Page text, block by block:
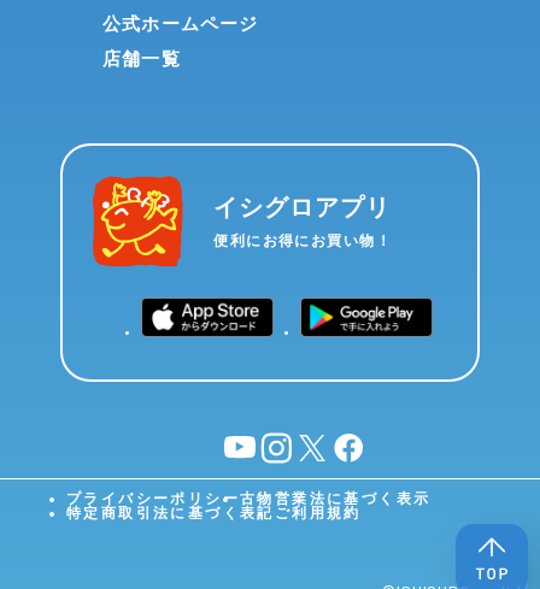
公式ホームページ
店舗一覧
イシグロアプリ
便利にお得にお買い物！
YouTubeinstagram
X facebook
プライバシーポリシー古物営業法に基づく表示
特定商取引法に基づく表記 ご利用規約